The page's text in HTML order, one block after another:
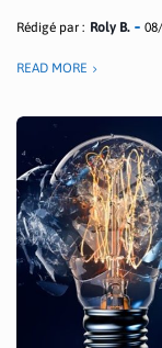
Rédigé par : Roly B.
READ MORE